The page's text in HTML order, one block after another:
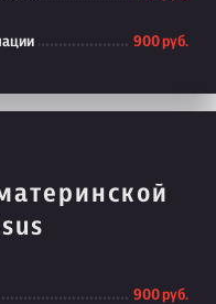
900 руб.
900 руб.